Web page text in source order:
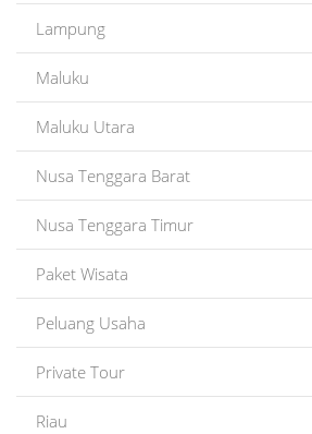
Lampung
Maluku
Maluku Utara
Nusa Tenggara Barat
Nusa Tenggara Timur
Paket Wisata
Peluang Usaha
Private Tour
Riau